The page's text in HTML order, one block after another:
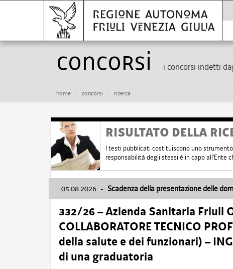
Concorsi i concorsi indetti
home concorsi ricerca
RISULTATO DELLA
I testi pubblicati costituiscono uno
responsabilità degli stessi è in capo all'Ente
05.08.2026 - Scadenza della presentazione delle
332/26 – Azienda Sanitaria Friuli
COLLABORATORE TECNICO
della salute e dei funzionari) –
di una graduatoria